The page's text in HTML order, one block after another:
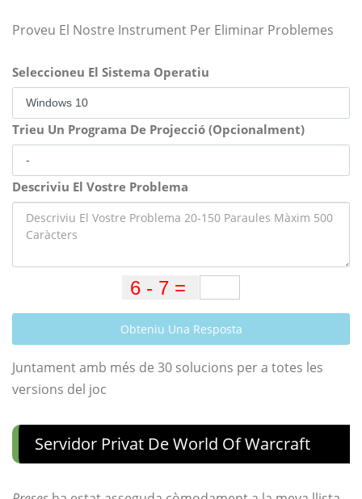
Proveu El Nostre Instrument Per Eliminar Problemes
Seleccioneu El Sistema Operatiu
Trieu Un Programa De Projecció (Opcionalment)
Descriviu El Vostre Problema
Obteniu Una Resposta
Juntament amb més de 30 solucions per a totes les
versions del joc
Servidor Privat De World Of Warcraft